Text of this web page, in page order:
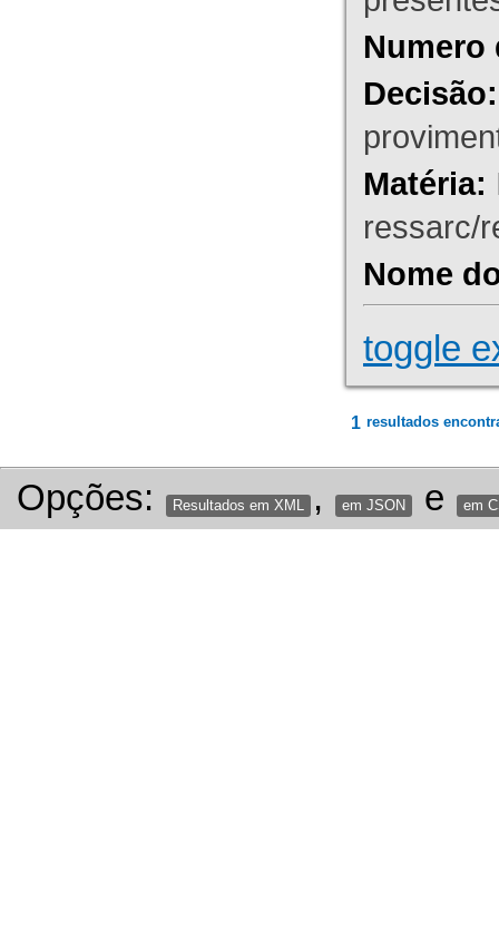
Numero
Decisão:
Matéria:
ressarc/
Nome
toggle
1 resultados
Opções: Resultados em XML , em JSON e em